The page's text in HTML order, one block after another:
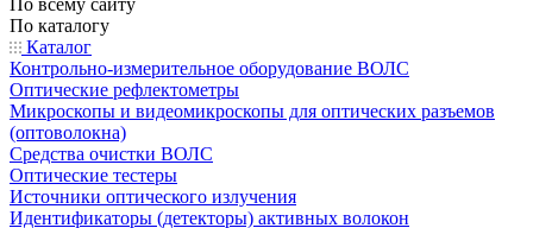
По всему сайту
По каталогу
Каталог
Контрольно-измерительное оборудование ВОЛС
Оптические рефлектометры
Микроскопы и видеомикроскопы для оптических разъемов
(оптоволокна)
Средства очистки ВОЛС
Оптические тестеры
Источники оптического излучения
Идентификаторы (детекторы) активных волокон